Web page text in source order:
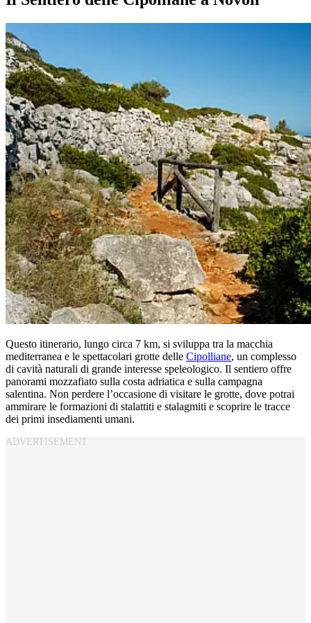
Questo itinerario, lungo circa 7 km, si sviluppa tra la macchia
mediterranea e le spettacolari grotte delle Cipolliane, un complesso
di cavità naturali di grande interesse speleologico. Il sentiero offre
panorami mozzafiato sulla costa adriatica e sulla campagna
salentina. Non perdere l’occasione di visitare le grotte, dove potrai
ammirare le formazioni di stalattiti e stalagmiti e scoprire le tracce
dei primi insediamenti umani.